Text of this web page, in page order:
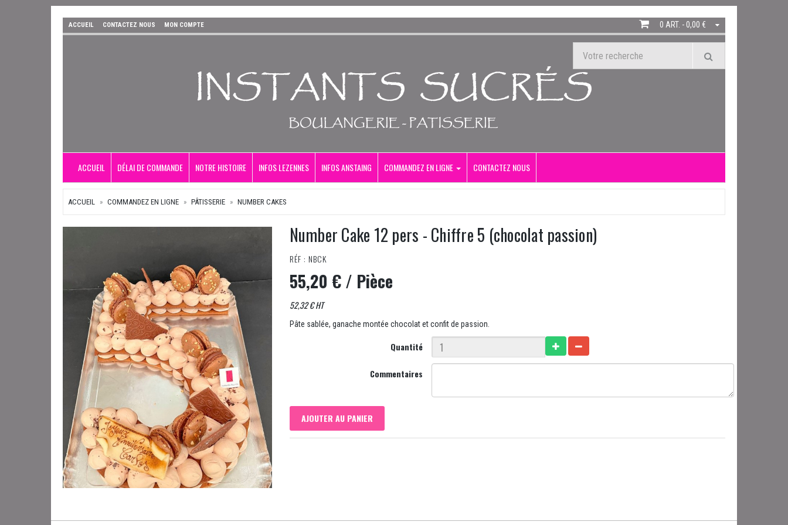
ACCUEIL CONTACTEZ NOUS MON COMPTE 0 ART. - 0,00 €
ACCUEIL DÉLAI DE COMMANDE NOTRE HISTOIRE INFOS LEZENNES INFOS ANSTAING COMMANDEZ EN LIGNE CONTACTEZ NOUS
ACCUEIL COMMANDEZ EN LIGNE PÂTISSERIE NUMBER CAKES
Number Cake 12 pers - Chiffre 5 (chocolat passion)
RÉF : NBCK
55,20 €/ Pièce
52,32 € HT
Pâte sablée, ganache montée chocolat et confit de passion.
Quantité
Commentaires
AJOUTER AU PANIER